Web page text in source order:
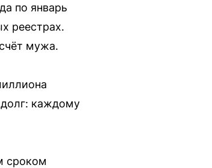
по январь
реестрах.
мужа.
долг: каждому
сроком